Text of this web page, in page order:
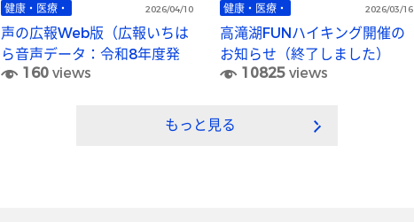
健康・医療・ 2026/04/10
声の広報Web版（広報いちは
ら音声データ：令和8年度発
行分)160 views
健康・医療・ 2026/03/16
高滝湖FUNハイキング開催の
お知らせ（終了しました）
10825views
もっと見る